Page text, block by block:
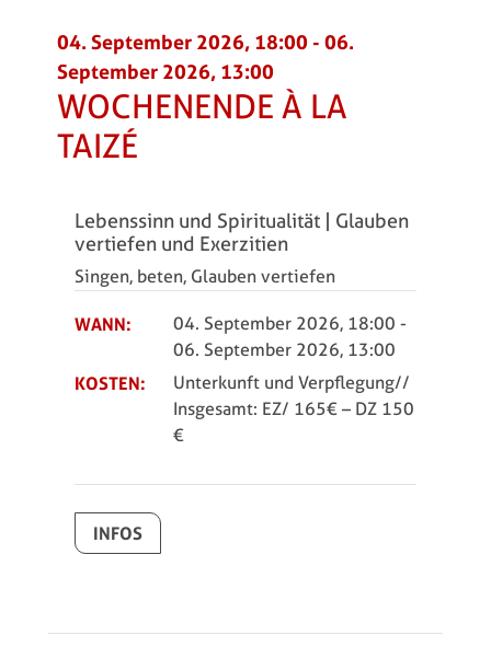
04. September 2026, 18:00 - 06.
September 2026, 13:00
WOCHENENDE À LA
TAIZÉ
Lebenssinn und Spiritualität | Glauben
vertiefen und Exerzitien
Singen, beten, Glauben vertiefen
WANN: 04. September 2026, 18:00 -
06. September 2026, 13:00
KOSTEN:
Unterkunft und Verpflegung//
Insgesamt: EZ/ 165€ – DZ 150
€
INFOS